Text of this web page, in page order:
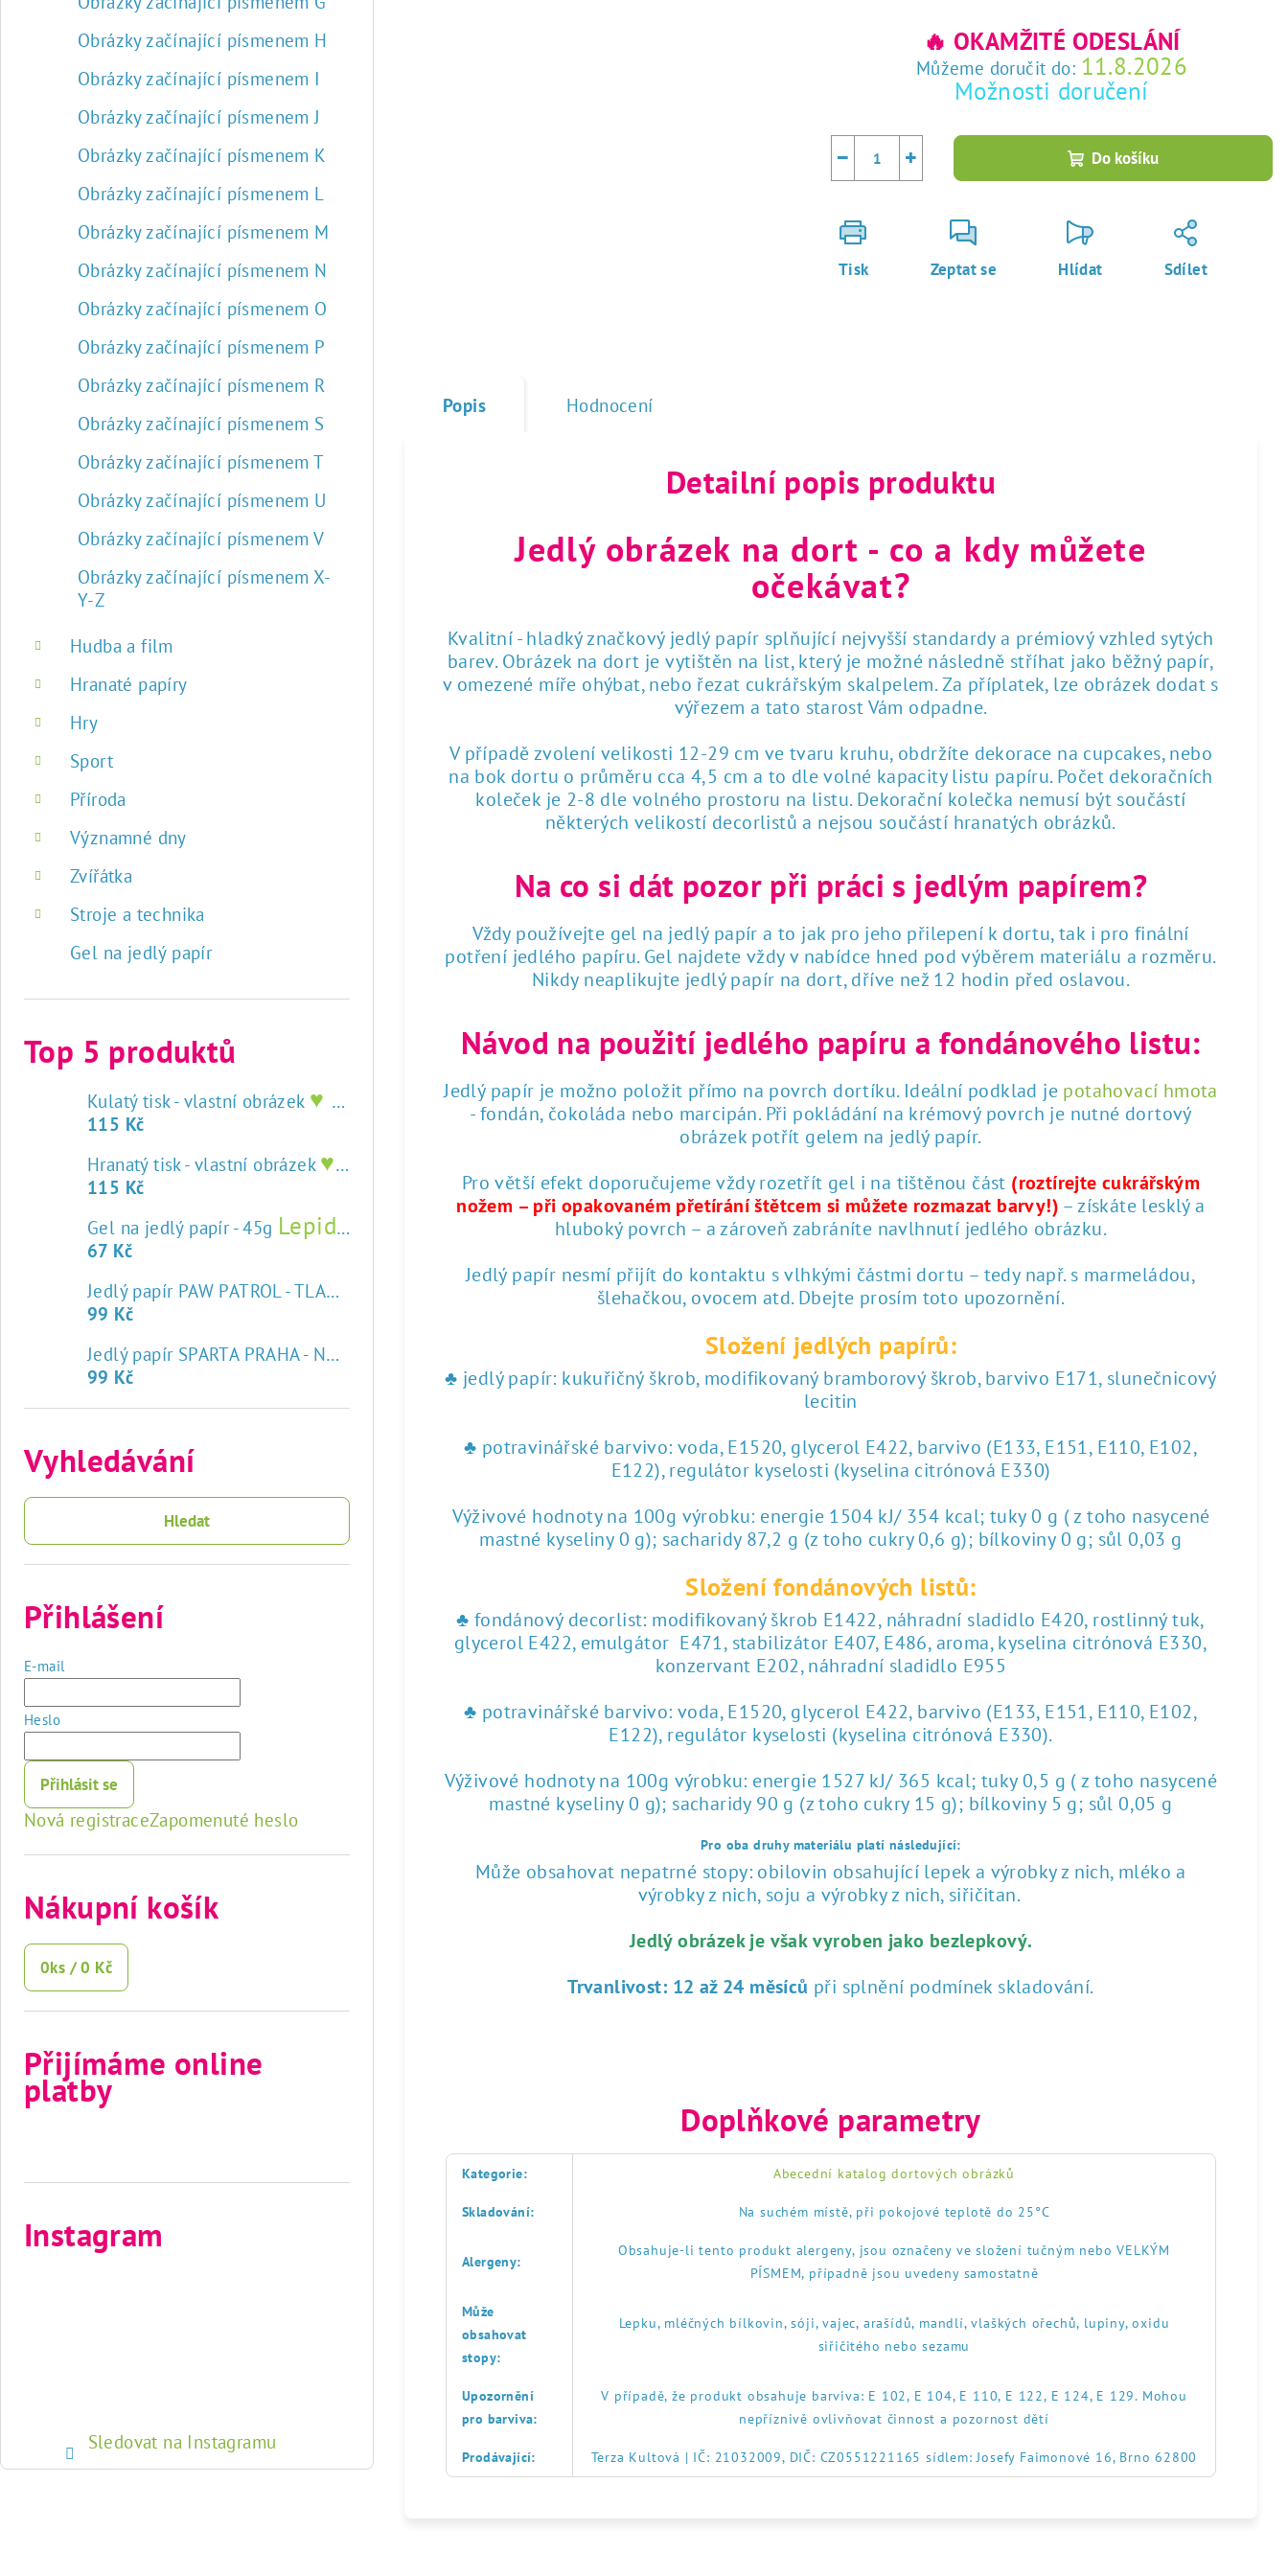
Obrázky začínající písmenem H
Obrázky začínající písmenem I
Obrázky začínající písmenem J
Obrázky začínající písmenem K
Obrázky začínající písmenem L
Obrázky začínající písmenem M
Obrázky začínající písmenem N
Obrázky začínající písmenem O
Obrázky začínající písmenem P
Obrázky začínající písmenem R
Obrázky začínající písmenem S
Obrázky začínající písmenem T
Obrázky začínající písmenem U
Obrázky začínající písmenem V
Obrázky začínající písmenem X-
Y-Z
Hudba a film
Hranaté papíry
Hry
Sport
Příroda
Významné dny
Zvířátka
Stroje a technika
Gel na jedlý papír
Top 5 produktů
Kulatý tisk - vlastní obrázek ♥ tisk na jedlý papír
115 Kč
Hranatý tisk - vlastní obrázek ♥ tisk na jedlý papír
115 Kč
Gel na jedlý papír - 45g Lepidlo na jedlý papír
67 Kč
Jedlý papír PAW PATROL - TLAPKOVÁ PATROLA
♥ tisk na jedlý papír
99 Kč
Jedlý papír SPARTA PRAHA - NOVÝ ZNAK
99 Kč
Vyhledávání
Hledat
Přihlášení
E-mail
Heslo
Přihlásit se
Nová registraceZapomenuté heslo
Nákupní košík
0ks /0 Kč
Přijímáme online
platby
Instagram
Sledovat na Instagramu
🔥 OKAMŽITÉ ODESLÁNÍ
Můžeme doručit do: 11.8.2026
Možnosti doručení
+
− Do košíku
Tisk Zeptat se Hlídat Sdílet
Popis Hodnocení
Detailní popis produktu
Jedlý obrázek na dort - co a kdy můžete
očekávat?
Kvalitní - hladký značkový jedlý papír splňující nejvyšší standardy a prémiový vzhled sytých
barev. Obrázek na dort je vytištěn na list, který je možné následně stříhat jako běžný papír,
v omezené míře ohýbat, nebo řezat cukrářským skalpelem. Za příplatek, lze obrázek dodat s
výřezem a tato starost Vám odpadne.
V případě zvolení velikosti 12-29 cm ve tvaru kruhu, obdržíte dekorace na cupcakes, nebo
na bok dortu o průměru cca 4,5 cm a to dle volné kapacity listu papíru. Počet dekoračních
koleček je 2-8 dle volného prostoru na listu. Dekorační kolečka nemusí být součástí
některých velikostí decorlistů a nejsou součástí hranatých obrázků.
Na co si dát pozor při práci s jedlým papírem?
Vždy používejte gel na jedlý papír a to jak pro jeho přilepení k dortu, tak i pro finální
potření jedlého papíru. Gel najdete vždy v nabídce hned pod výběrem materiálu a rozměru.
Nikdy neaplikujte jedlý papír na dort, dříve než 12 hodin před oslavou.
Návod na použití jedlého papíru a fondánového listu:
Jedlý papír je možno položit přímo na povrch dortíku. Ideální podklad je potahovací hmota
- fondán, čokoláda nebo marcipán. Při pokládání na krémový povrch je nutné dortový
obrázek potřít gelem na jedlý papír.
Pro větší efekt doporučujeme vždy rozetřít gel i na tištěnou část (roztírejte cukrářským
nožem – při opakovaném přetírání štětcem si můžete rozmazat barvy!) – získáte lesklý a
hluboký povrch – a zároveň zabráníte navlhnutí jedlého obrázku.
Jedlý papír nesmí přijít do kontaktu s vlhkými částmi dortu – tedy např. s marmeládou,
šlehačkou, ovocem atd. Dbejte prosím toto upozornění.
Složení jedlých papírů:
♣ jedlý papír: kukuřičný škrob, modifikovaný bramborový škrob, barvivo E171, slunečnicový
lecitin
♣ potravinářské barvivo: voda, E1520, glycerol E422, barvivo (E133, E151, E110, E102,
E122), regulátor kyselosti (kyselina citrónová E330)
Výživové hodnoty na 100g výrobku: energie 1504 kJ/ 354 kcal; tuky 0 g ( z toho nasycené
mastné kyseliny 0 g); sacharidy 87,2 g (z toho cukry 0,6 g); bílkoviny 0 g; sůl 0,03 g
Složení fondánových listů:
♣ fondánový decorlist: modifikovaný škrob E1422, náhradní sladidlo E420, rostlinný tuk,
glycerol E422, emulgátor E471, stabilizátor E407, E486, aroma, kyselina citrónová E330,
konzervant E202, náhradní sladidlo E955
♣ potravinářské barvivo: voda, E1520, glycerol E422, barvivo (E133, E151, E110, E102,
E122), regulátor kyselosti (kyselina citrónová E330).
Výživové hodnoty na 100g výrobku: energie 1527 kJ/ 365 kcal; tuky 0,5 g ( z toho nasycené
mastné kyseliny 0 g); sacharidy 90 g (z toho cukry 15 g); bílkoviny 5 g; sůl 0,05 g
Pro oba druhy materiálu platí následující:
Může obsahovat nepatrné stopy: obilovin obsahující lepek a výrobky z nich, mléko a
výrobky z nich, soju a výrobky z nich, siřičitan.
Jedlý obrázek je však vyroben jako bezlepkový.
Trvanlivost: 12 až 24 měsíců při splnění podmínek skladování.
Doplňkové parametry
Kategorie: Abecední katalog dortových obrázků
Skladování: Na suchém místě, při pokojové teplotě do 25°C
Alergeny:
Obsahuje-li tento produkt alergeny, jsou označeny ve složení tučným nebo VELKÝM
PÍSMEM, případně jsou uvedeny samostatně
Může
obsahovat
stopy:
Lepku, mléčných bílkovin, sóji, vajec, arašídů, mandlí, vlaškých ořechů, lupiny, oxidu
siřičitého nebo sezamu
Upozornění
pro barviva:
V případě, že produkt obsahuje barviva: E 102, E 104, E 110, E 122, E 124, E 129. Mohou
nepříznivě ovlivňovat činnost a pozornost dětí
Prodávající: Terza Kultová | IČ: 21032009, DIČ: CZ0551221165 sídlem: Josefy Faimonové 16, Brno 62800